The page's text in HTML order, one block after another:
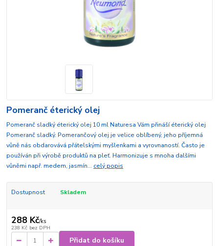
Pomeranč éterický olej
Pomeranč sladký éterický olej 10 ml Naturesa Vám přináší éterický olej
Pomeranč sladký. Pomerančový olej je velice oblíbený, jeho příjemná
vůně nás obdarovává přátelskými myšlenkami a vyrovnaností. Často je
používán při výrobě produktů na pleť. Harmonizuje s mnoha dalšími
vůněmi např. medem, jasmín... celý popis
Dostupnost Skladem
288 Kč/ks
238 Kč bez DPH
Přidat do košíku